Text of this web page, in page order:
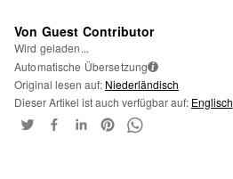
Von Guest Contributor
Wird geladen...
Automatische Übersetzung i
Original lesen auf: Niederländisch
Dieser Artikel ist auch verfügbar auf: Englisch